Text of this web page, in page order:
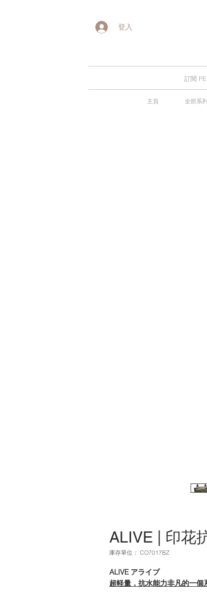
登入
訂閱
主頁 全部系列
ALIVE | 印花
庫存單位： CO7017BZ
ALIVE アライブ
超軽量，抗水能力非凡的一個